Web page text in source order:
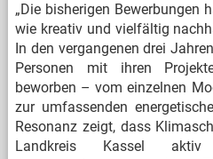
„Die bisherigen Bewerbungen
wie kreativ und vielfältig
In den vergangenen drei
Personen mit ihren
beworben – vom einzelnen
zur umfassenden
Resonanz zeigt, dass
Landkreis Kassel